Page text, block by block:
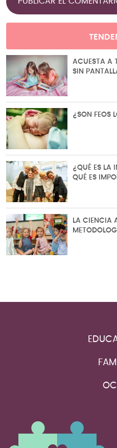
ACUESTA A
SIN
¿SON FEOS
¿QUÉ ES LA
QUÉ ES
LA CIENCIA